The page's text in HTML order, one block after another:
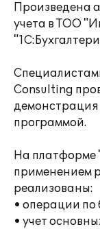
Произведена
учета в ТОО
Consulting
демонстрация
программой.
На платформе
применением
реализованы:
• операции по
• учет